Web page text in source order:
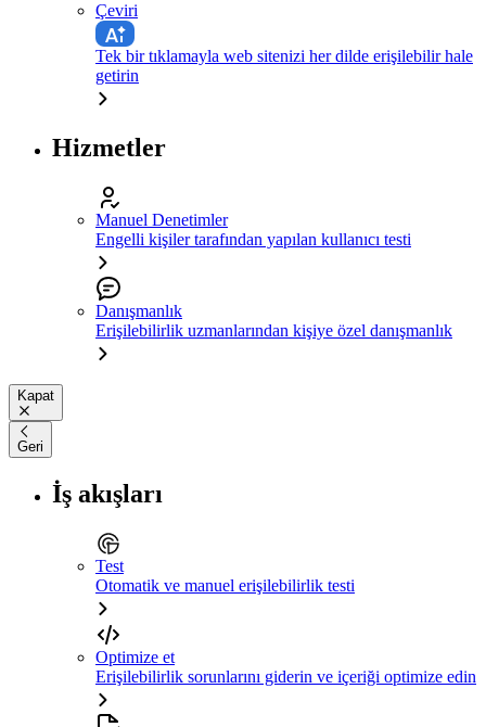
Çeviri
Tek bir tıklamayla web sitenizi her dilde erişilebilir hale
getirin
Hizmetler
Manuel Denetimler
Engelli kişiler tarafından yapılan kullanıcı testi
Danışmanlık
Erişilebilirlik uzmanlarından kişiye özel danışmanlık
Kapat
Geri
İş akışları
Test
Otomatik ve manuel erişilebilirlik testi
Optimize et
Erişilebilirlik sorunlarını giderin ve içeriği optimize edin